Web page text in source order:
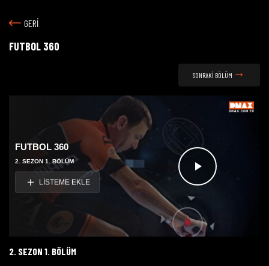
GERİ
FUTBOL 360
SONRAKİ BÖLÜM
Videoyu
Oynat
FUTBOL 360
2. SEZON 1. BÖLÜM
LİSTEME EKLE
2. SEZON 1. BÖLÜM